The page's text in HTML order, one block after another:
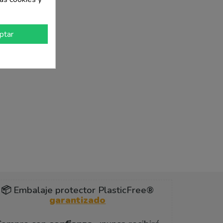
📦 Embalaje protector PlasticFree®
garantizado